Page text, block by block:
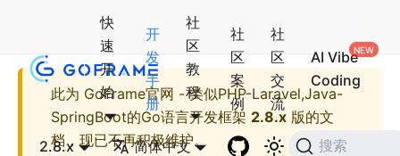
快
速
开
始
开
发
手
册
社
区
教
程
社
区
案
例
社
区
交
流
AI Vibe
Coding
2.8.x 简体中文 搜索
此为 GoFrame官网 - 类似PHP-Laravel,Java-
SpringBoot的Go语言开发框架 2.8.x 版的文
档，现已不再积极维护。